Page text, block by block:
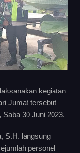
kegiatan
Jumat tersebut
30 Juni 2023.
S.H. langsung
personel